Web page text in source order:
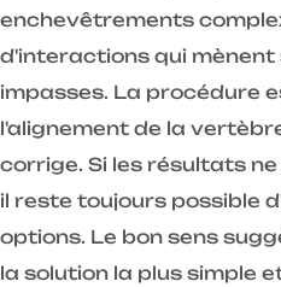
enchevêtrements
d'interactions qui mènent
impasses. La procédure
l'alignement de la
corrige. Si les résultats
il reste toujours possible
options. Le bon sens
la solution la plus simple